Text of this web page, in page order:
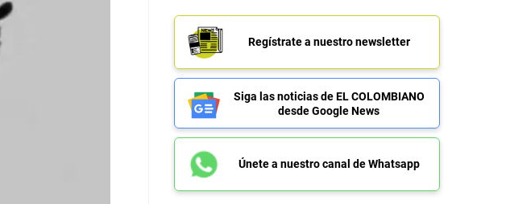
Regístrate a nuestro newsletter
Siga las noticias de EL COLOMBIANO
desde Google News
Únete a nuestro canal de Whatsapp